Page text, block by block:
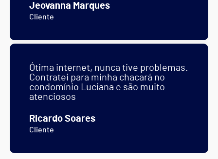
Jeovanna Marques
Cliente
Ótima internet, nunca tive problemas.
Contratei para minha chacará no
condomínio Luciana e são muito
atenciosos
Ricardo Soares
Cliente